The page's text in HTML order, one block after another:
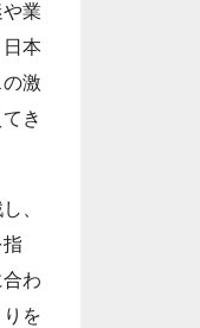
業
本
激
き
、
わ
を